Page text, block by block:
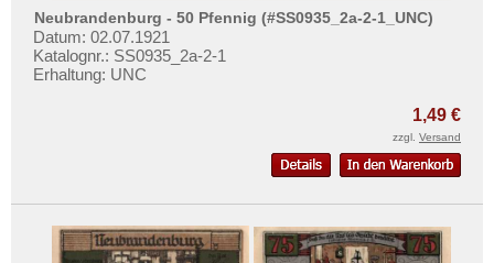
Orte mit T...
Orte mit U...
Orte mit V...
Neubrandenburg - 50 Pfennig (#SS0935_2a-2-1_UNC)
Datum: 02.07.1921
Katalognr.: SS0935_2a-2-1
Erhaltung: UNC
1,49 €
zzgl. Versand